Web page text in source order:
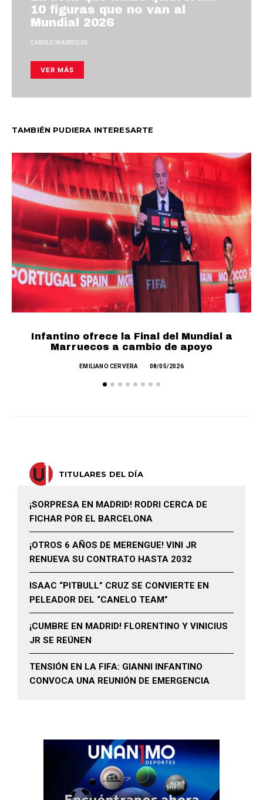
10 figuras que no van al
Mundial 2026
CAMILO MANRIQUE
VER MÁS
TAMBIÉN PUDIERA INTERESARTE
Infantino ofrece la Final del Mundial a
Marruecos a cambio de apoyo
EMILIANO CERVERA 08/05/2026
TITULARES DEL DÍA
¡SORPRESA EN MADRID! RODRI CERCA DE
FICHAR POR EL BARCELONA
¡OTROS 6 AÑOS DE MERENGUE! VINI JR
RENUEVA SU CONTRATO HASTA 2032
ISAAC “PITBULL” CRUZ SE CONVIERTE EN
PELEADOR DEL “CANELO TEAM”
¡CUMBRE EN MADRID! FLORENTINO Y VINICIUS
JR SE REÚNEN
TENSIÓN EN LA FIFA: GIANNI INFANTINO
CONVOCA UNA REUNIÓN DE EMERGENCIA